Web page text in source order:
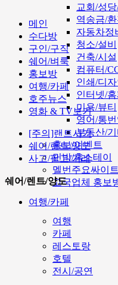
교회/성
역송금/환
자동차정
청소/설비
건축/시설
컴퓨터/
인쇄/디자
인터넷/홈
미용/뷰티
영어/통번
부동산/
홍보/이벤트
민박/홈스테이
멜번주요싸이트
고국업체 홍보
여행/카페
여행
카페
레스토랑
호텔
전시/공연
메인
수다방
구인/구직
쉐어/벼룩
홍보방
여행/카페
호주뉴스
영화 & TV보기
[주의]랜트사기
쉐어/렌트/양도
사고/팔고/거래
쉐어/렌트/양도